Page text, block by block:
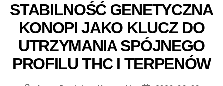
STABILNOŚĆ GENETYCZNA
KONOPI JAKO KLUCZ DO
UTRZYMANIA SPÓJNEGO
PROFILU THC I TERPENÓW